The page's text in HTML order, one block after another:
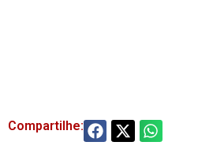
Compartilhe: